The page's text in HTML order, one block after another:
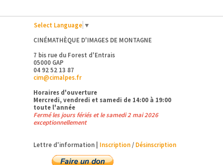
Select Language ▼
CINÉMATHÈQUE D'IMAGES DE MONTAGNE
7 bis rue du Forest d'Entrais
05000 GAP
04 92 52 13 87
cim@cimalpes.fr
Horaires d'ouverture
Mercredi, vendredi et samedi de 14:00 à 19:00
toute l'année
Fermé les jours fériés et le samedi 2 mai 2026
exceptionnellement
Lettre d'information | Inscription / Désinscription